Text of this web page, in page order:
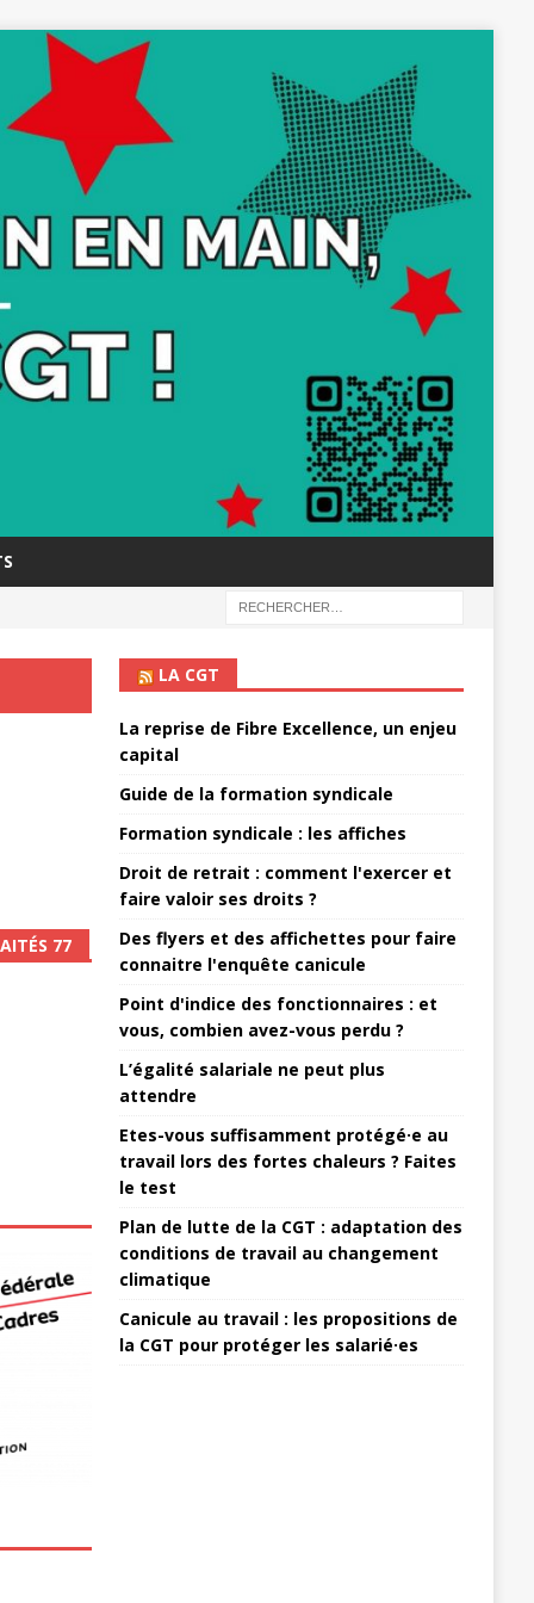
77
LA CGT
La reprise de Fibre Excellence, un enjeu
capital
Guide de la formation syndicale
Formation syndicale : les affiches
Droit de retrait : comment l'exercer et
faire valoir ses droits ?
Des flyers et des affichettes pour faire
connaitre l'enquête canicule
Point d'indice des fonctionnaires : et
vous, combien avez-vous perdu ?
L’égalité salariale ne peut plus
attendre
Etes-vous suffisamment protégé·e au
travail lors des fortes chaleurs ? Faites
le test
Plan de lutte de la CGT : adaptation des
conditions de travail au changement
climatique
Canicule au travail : les propositions de
la CGT pour protéger les salarié·es